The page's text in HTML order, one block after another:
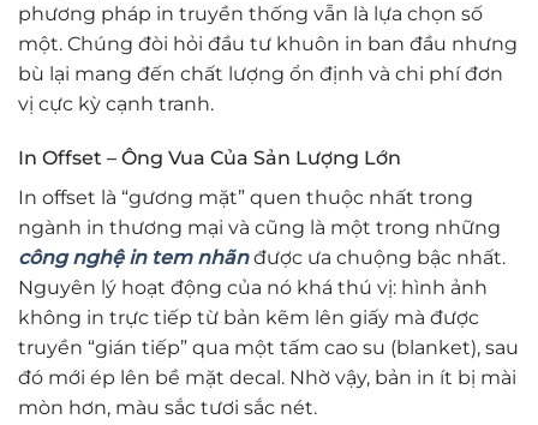
phương pháp in truyền thống vẫn là lựa chọn số
một. Chúng đòi hỏi đầu tư khuôn in ban đầu nhưng
bù lại mang đến chất lượng ổn định và chi phí đơn
vị cực kỳ cạnh tranh.
In Offset – Ông Vua Của Sản Lượng Lớn
In offset là “gương mặt” quen thuộc nhất trong
ngành in thương mại và cũng là một trong những
công nghệ in tem nhãnđược ưa chuộng bậc nhất.
Nguyên lý hoạt động của nó khá thú vị: hình ảnh
không in trực tiếp từ bản kẽm lên giấy mà được
truyền “gián tiếp” qua một tấm cao su (blanket), sau
đó mới ép lên bề mặt decal. Nhờ vậy, bản in ít bị mài
mòn hơn, màu sắc tươi sắc nét.